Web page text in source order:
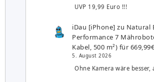
UVP 19,99 Euro !!!
iDau [iPhone] zu Natural
Performance 7
Kabel, 500 m²) für
5. August 2026
Ohne Kamera wäre besser,